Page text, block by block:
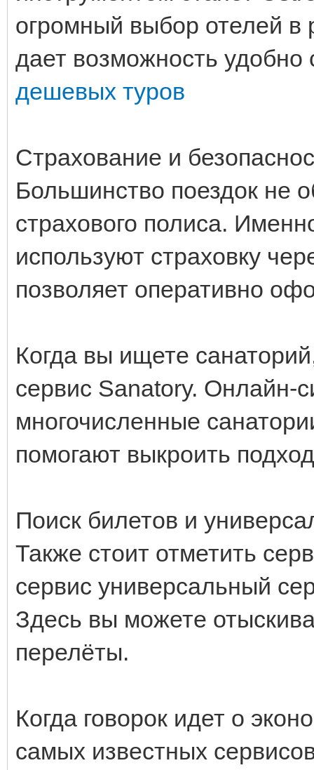
огромный выбор отелей в
дает возможность
дешевых туров
Страхование и
Большинство поездок не
страхового полиса.
используют страховку
позволяет оперативно
Когда вы ищете
сервис Sanatory. Онлайн-
многочисленные
помогают выкроить
Поиск билетов и
Также стоит отметить
сервис универсальный
Здесь вы можете
перелёты.
Когда говорок идет о
самых известных